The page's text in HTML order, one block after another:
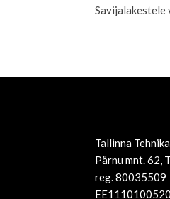
Savijalakestele
Tallinna
Pärnu mnt. 62,
reg. 80035509